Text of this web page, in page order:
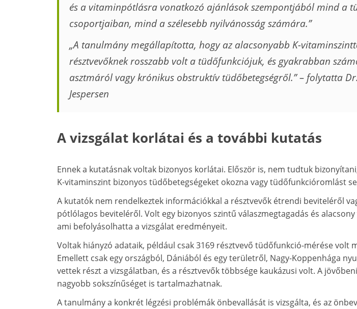
és a vitaminpótlásra vonatkozó ajánlások szempontjából mind a
csoportjaiban, mind a szélesebb nyilvánosság számára.”
„A tanulmány megállapította, hogy az alacsonyabb K-
résztvevőknek rosszabb volt a tüdőfunkciójuk, és gyakrabban
asztmáról vagy krónikus obstruktív tüdőbetegségről.” – folytatta
Jespersen
A vizsgálat korlátai és a további kutatás
Ennek a kutatásnak voltak bizonyos korlátai. Először is, nem tudtuk
K-vitaminszint bizonyos tüdőbetegségeket okozna vagy tüdőfunkcióromlást
A kutatók nem rendelkeztek információkkal a résztvevők étrendi beviteléről
pótlólagos beviteléről. Volt egy bizonyos szintű válaszmegtagadás és
ami befolyásolhatta a vizsgálat eredményeit.
Voltak hiányzó adataik, például csak 3169 résztvevő tüdőfunkció-mérése volt
Emellett csak egy országból, Dániából és egy területről, Nagy-Koppenhága
vettek részt a vizsgálatban, és a résztvevők többsége kaukázusi volt. A
nagyobb sokszínűséget is tartalmazhatnak.
A tanulmány a konkrét légzési problémák önbevallását is vizsgálta, és az